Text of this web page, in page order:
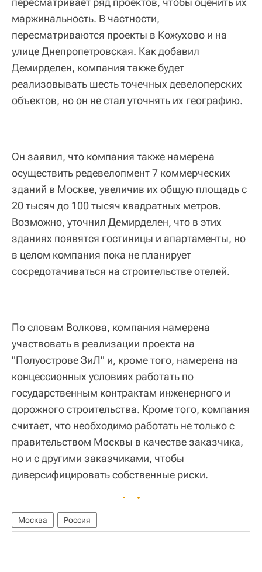
маржинальность. В частности,
пересматриваются проекты в Кожухово и на
улице Днепропетровская. Как добавил
Демирделен, компания также будет
реализовывать шесть точечных девелоперских
объектов, но он не стал уточнять их географию.
Он заявил, что компания также намерена
осуществить редевелопмент 7 коммерческих
зданий в Москве, увеличив их общую площадь с
20 тысяч до 100 тысяч квадратных метров.
Возможно, уточнил Демирделен, что в этих
зданиях появятся гостиницы и апартаменты, но
в целом компания пока не планирует
сосредотачиваться на строительстве отелей.
По словам Волкова, компания намерена
участвовать в реализации проекта на
"Полуострове ЗиЛ" и, кроме того, намерена на
концессионных условиях работать по
государственным контрактам инженерного и
дорожного строительства. Кроме того, компания
считает, что необходимо работать не только с
правительством Москвы в качестве заказчика,
но и с другими заказчиками, чтобы
диверсифицировать собственные риски.
Москва Россия